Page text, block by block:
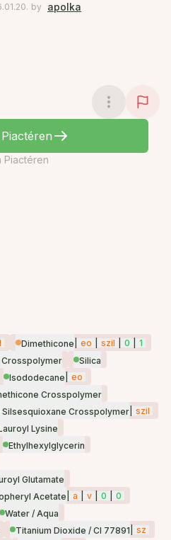
by apolka
Piactéren
Dimethicone eo szil 0
1
Crosspolymer
Silica
Isododecane
eo
Crosspolymer
Crosspolymer szil
Lysine
Ethylhexylglycerin
Glutamate
Acetate a v 0
0
Water / Aqua
Titanium Dioxide / CI 77891
sz